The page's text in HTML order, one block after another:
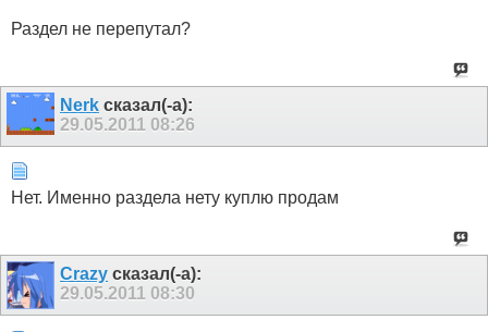
Раздел не перепутал?
Nerk сказал(-а):
29.05.2011 08:26
Нет. Именно раздела нету куплю продам
Crazy сказал(-а):
29.05.2011 08:30